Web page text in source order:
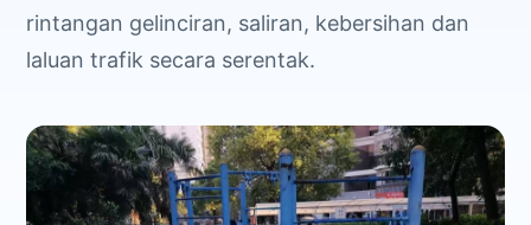
rintangan gelinciran, saliran, kebersihan dan
laluan trafik secara serentak.